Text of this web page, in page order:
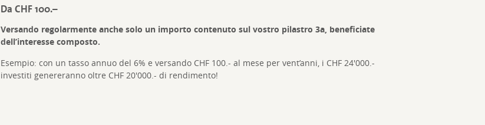
Da CHF 100.–
Versando regolarmente anche solo un importo contenuto sul vostro pilastro 3a, beneficiate
dell’interesse composto.
Esempio: con un tasso annuo del 6% e versando CHF 100.- al mese per vent’anni, i CHF 24'000.-
investiti genereranno oltre CHF 20'000.- di rendimento!